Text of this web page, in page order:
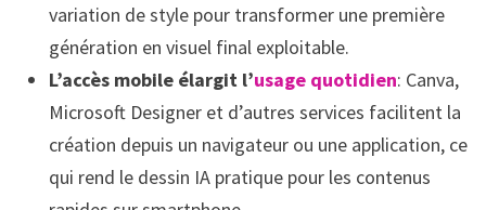
variation de style pour transformer une première
génération en visuel final exploitable.
L’accès mobile élargit l’usage quotidien: Canva,
Microsoft Designer et d’autres services facilitent la
création depuis un navigateur ou une application, ce
qui rend le dessin IA pratique pour les contenus